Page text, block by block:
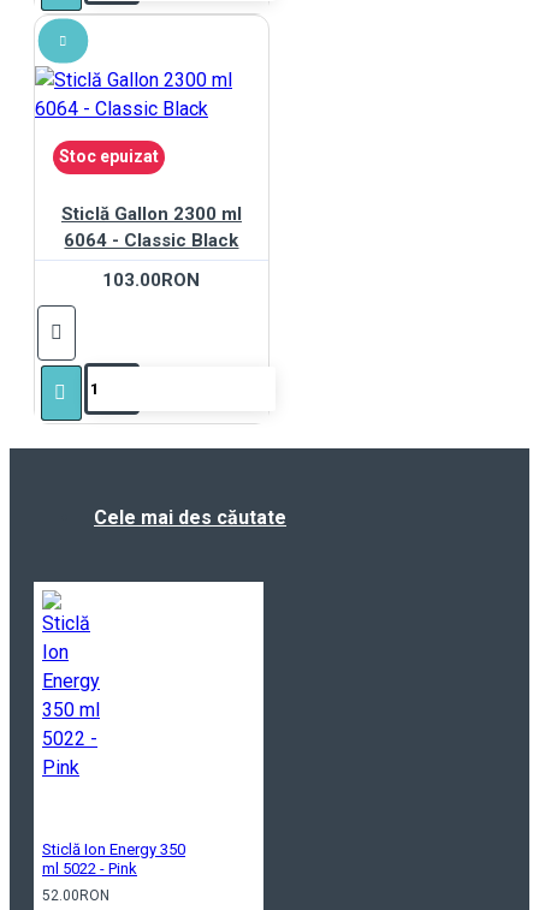
Stoc epuizat
Sticlă Gallon 2300 ml
6064 - Classic Black
103.00RON
Cele mai des căutate
Sticlă Ion Energy 350
ml 5022 - Pink
52.00RON